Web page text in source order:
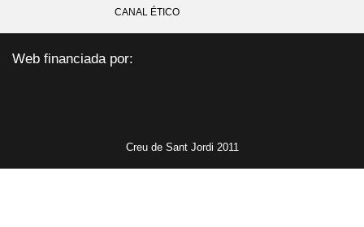
CANAL ÉTICO
Web financiada por:
Creu de Sant Jordi 2011